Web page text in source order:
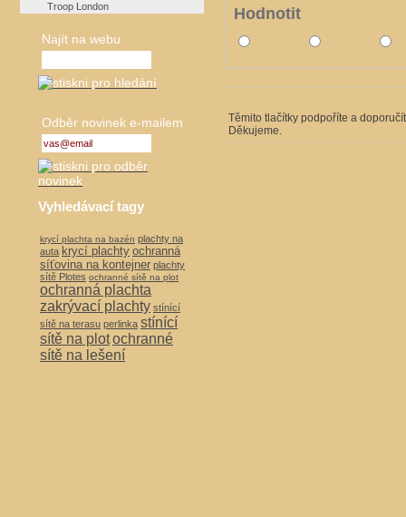
Hodnotit
Těmito tlačítky podpoříte a
Děkujeme.
Troop London
Najít na webu
Odběr novinek e-mailem
Vyhledávací tagy
krycí plachta na bazén plachty na
auta krycí plachty ochranná
síťovina na kontejner plachty
sítě Plotes ochranné sítě na plot
ochranná plachta
zakrývací plachty stínící
sítě na terasu perlinka stínící
sítě na plotochranné
sítě na lešení